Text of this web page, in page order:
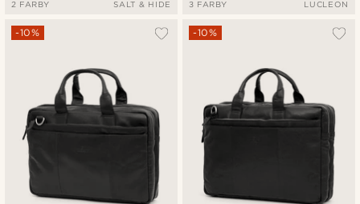
2 FARBY SALT & HIDE 3 FARBY LUCLEON
-10% -10%